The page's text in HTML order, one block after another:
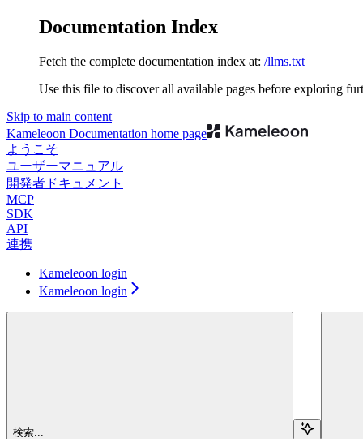
Documentation Index
Fetch the complete documentation index at: /llms.txt
Use this file to discover all available pages before exploring
Skip to main content
Kameleoon Documentation home page
ようこそ
ユーザーマニュアル
開発者ドキュメント
MCP
SDK
API
連携
Kameleoon login
Kameleoon login
検索...